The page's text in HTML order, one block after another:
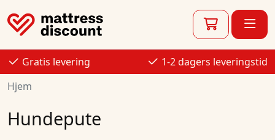
Gratis levering
1-2 dagers leveringstid
Hjem
Hundepute